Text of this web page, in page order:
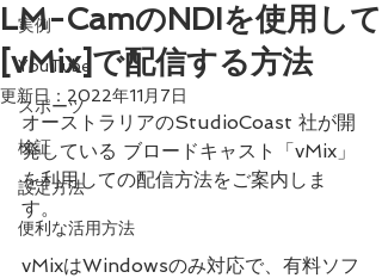
実例
YouTube
スポーツ
検証
設定方法
便利な活用方法
LM-CamのNDIを使用して
[vMix]で配信する方法
更新日： 2022年11月7日
オーストラリアのStudioCoast 社が開
発している ブロードキャスト「vMix」
を利用しての配信方法をご案内しま
す。
vMixはWindowsのみ対応で、有料ソフ